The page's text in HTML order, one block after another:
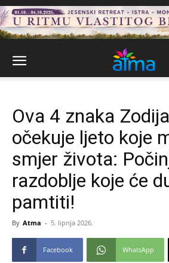
Ova 4 znaka
očekuje ljeto koje
smjer života:
razdoblje koje će
pamtiti!
By Atma - 5. lipnja 2026.
Facebook WhatsApp